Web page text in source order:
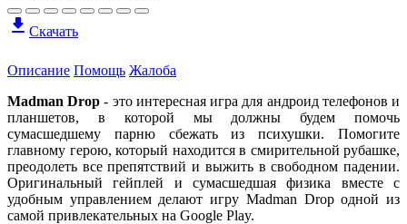
Скачать
Описание Помощь Жалоба
Madman Drop - это интересная игра для андроид телефонов и
планшетов, в которой мы должны будем помочь
сумасшедшему парню сбежать из психушки. Помогите
главному герою, который находится в смирительной рубашке,
преодолеть все препятствий и выжить в свободном падении.
Оригинальный гейплей и сумасшедшая физика вместе с
удобным управлением делают игру Madman Drop одной из
самой привлекательных на Google Play.